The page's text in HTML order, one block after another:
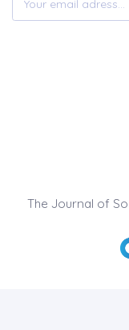
The Journal of